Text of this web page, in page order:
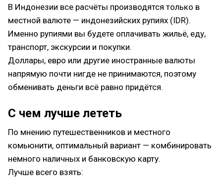
В Индонезии все расчёты производятся только в
местной валюте — индонезийских рупиях (IDR).
Именно рупиями вы будете оплачивать жильё, еду,
транспорт, экскурсии и покупки.
Доллары, евро или другие иностранные валюты
напрямую почти нигде не принимаются, поэтому
обменивать деньги всё равно придётся.
С чем лучше лететь
По мнению путешественников и местного
комьюнити, оптимальный вариант — комбинировать
немного наличных и банковскую карту.
Лучше всего взять: